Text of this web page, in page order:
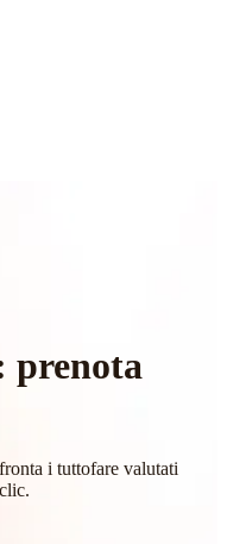
prenota
i tuttofare valutati